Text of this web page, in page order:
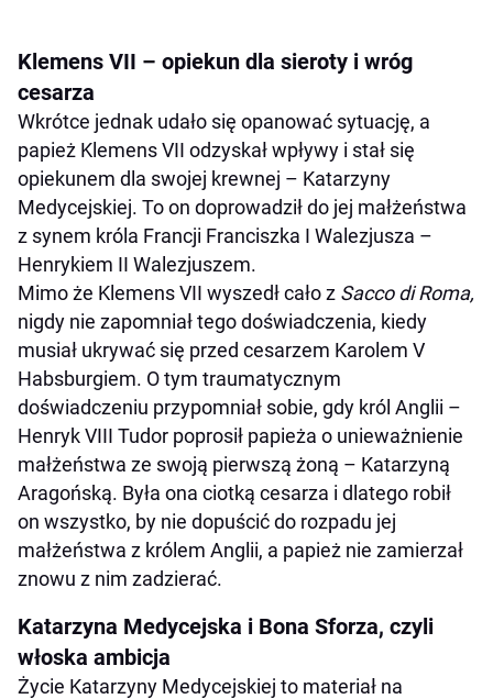
Klemens VII – opiekun dla sieroty i wróg
cesarza
Wkrótce jednak udało się opanować sytuację, a
papież Klemens VII odzyskał wpływy i stał się
opiekunem dla swojej krewnej – Katarzyny
Medycejskiej. To on doprowadził do jej małżeństwa
z synem króla Francji Franciszka I Walezjusza –
Henrykiem II Walezjuszem.
Mimo że Klemens VII wyszedł cało z Sacco di Roma,
nigdy nie zapomniał tego doświadczenia, kiedy
musiał ukrywać się przed cesarzem Karolem V
Habsburgiem. O tym traumatycznym
doświadczeniu przypomniał sobie, gdy król Anglii –
Henryk VIII Tudor poprosił papieża o unieważnienie
małżeństwa ze swoją pierwszą żoną – Katarzyną
Aragońską. Była ona ciotką cesarza i dlatego robił
on wszystko, by nie dopuścić do rozpadu jej
małżeństwa z królem Anglii, a papież nie zamierzał
znowu z nim zadzierać.
Katarzyna Medycejska i Bona Sforza, czyli
włoska ambicja
Życie Katarzyny Medycejskiej to materiał na